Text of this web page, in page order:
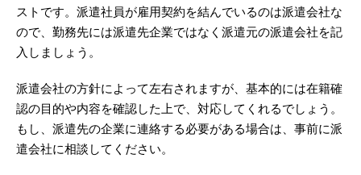
ストです。派遣社員が雇用契約を結んでいるのは派遣会社な
ので、勤務先には派遣先企業ではなく派遣元の派遣会社を記
入しましょう。
派遣会社の方針によって左右されますが、基本的には在籍確
認の目的や内容を確認した上で、対応してくれるでしょう。
もし、派遣先の企業に連絡する必要がある場合は、事前に派
遣会社に相談してください。